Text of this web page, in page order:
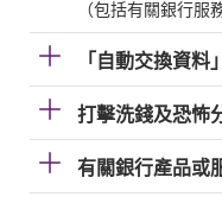
（包括有關銀行服
「自動交換資料
打擊洗錢及恐怖
有關銀行產品或